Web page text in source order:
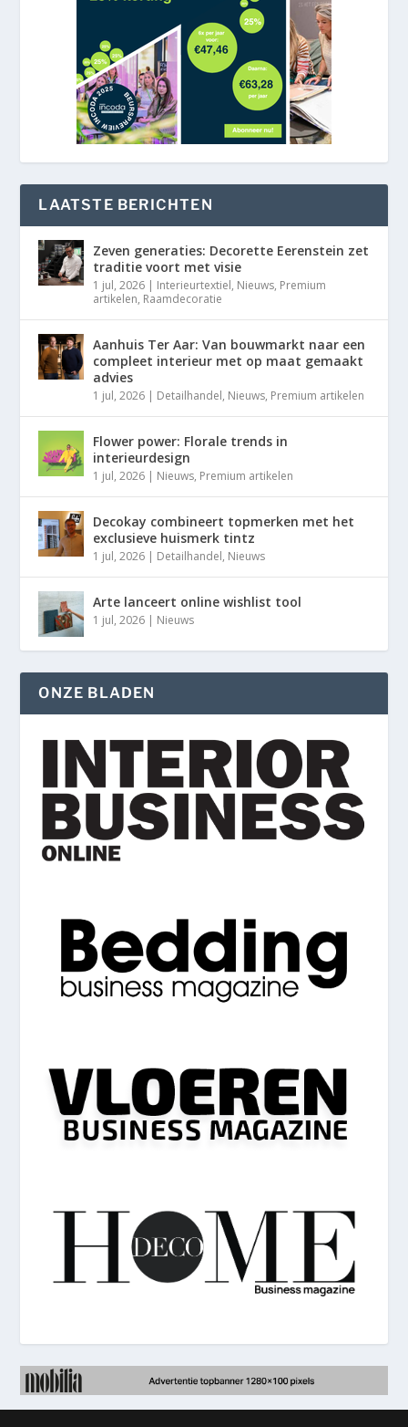
LAATSTE BERICHTEN
Zeven generaties: Decorette Eerenstein zet
traditie voort met visie
1 jul, 2026 | Interieurtextiel, Nieuws, Premium
artikelen, Raamdecoratie
Aanhuis Ter Aar: Van bouwmarkt naar een
compleet interieur met op maat gemaakt
advies
1 jul, 2026 | Detailhandel, Nieuws, Premium artikelen
Flower power: Florale trends in
interieurdesign
1 jul, 2026 | Nieuws, Premium artikelen
Decokay combineert topmerken met het
exclusieve huismerk tintz
1 jul, 2026 | Detailhandel, Nieuws
Arte lanceert online wishlist tool
1 jul, 2026 | Nieuws
ONZE BLADEN